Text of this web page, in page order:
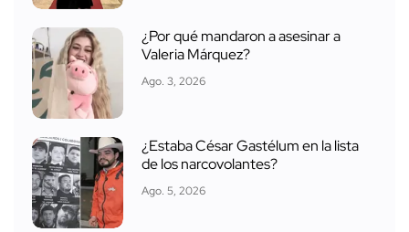
¿Por qué mandaron a asesinar a
Valeria Márquez?
Ago. 3, 2026
¿Estaba César Gastélum en la lista
de los narcovolantes?
Ago. 5, 2026